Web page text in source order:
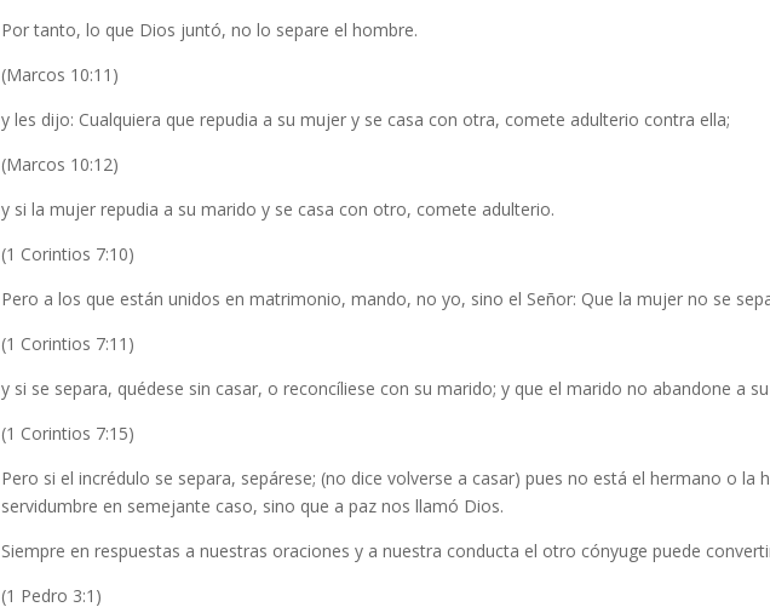
Por tanto, lo que Dios juntó, no lo separe el hombre.
(Marcos 10:11)
y les dijo: Cualquiera que repudia a su mujer y se casa con otra, comete adulterio contra ella;
(Marcos 10:12)
y si la mujer repudia a su marido y se casa con otro, comete adulterio.
(1 Corintios 7:10)
Pero a los que están unidos en matrimonio, mando, no yo, sino el Señor: Que la mujer no se
(1 Corintios 7:11)
y si se separa, quédese sin casar, o reconcíliese con su marido; y que el marido no abandone a
(1 Corintios 7:15)
Pero si el incrédulo se separa, sepárese; (no dice volverse a casar) pues no está el hermano o la
servidumbre en semejante caso, sino que a paz nos llamó Dios.
Siempre en respuestas a nuestras oraciones y a nuestra conducta el otro cónyuge puede
(1 Pedro 3:1)